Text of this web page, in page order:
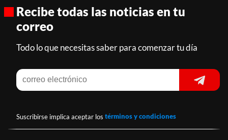
Recibe todas las noticias en tu
correo
Todo lo que necesitas saber para comenzar tu día
Suscribirse implica aceptar los términos y condiciones